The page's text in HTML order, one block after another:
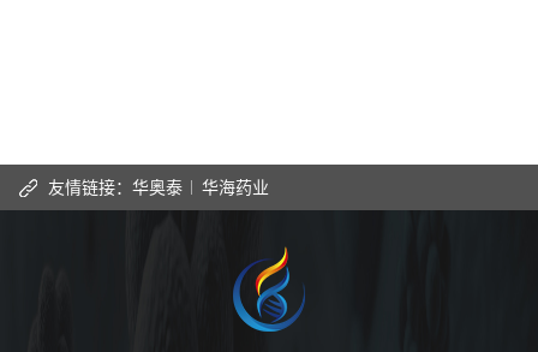
友情链接： 华奥泰 华海药业